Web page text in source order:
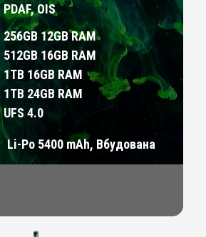
PDAF, OIS
256GB 12GB RAM
512GB 16GB RAM
1TB 16GB RAM
1TB 24GB RAM
UFS 4.0
Li-Po 5400 mAh, Вбудована